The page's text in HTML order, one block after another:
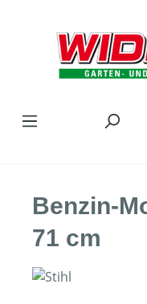
Benzin-
71 cm